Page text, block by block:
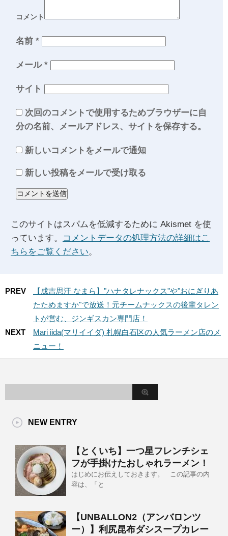
コメント
名前 *
メール *
サイト
次回のコメントで使用するためブラウザーに自
分の名前、メールアドレス、サイトを保存する。
新しいコメントをメールで通知
新しい投稿をメールで受け取る
このサイトはスパムを低減するために Akismet を使
っています。
コメントデータの処理方法の詳細はこ
ちらをご覧ください。
PREV
【成吉思汗 なまら】"ハナタレナックス"や"おにぎりあ
たためますか"で放送！元チームナックスの後輩タレン
トが営む、ジンギスカン専門店！
NEXT
Mari iida(マリイイダ) 札幌白石区の人気ラーメン店のメ
ニュー！
NEW ENTRY
【とくいち】一つ星フレンチシェ
フが手掛けたおしゃれラーメン！
はじめにお伝えしておきます。 この記事の内
容は、「と
【UNBALLON2（アンバロンツ
ー）】利尻昆布ダシスープカレー